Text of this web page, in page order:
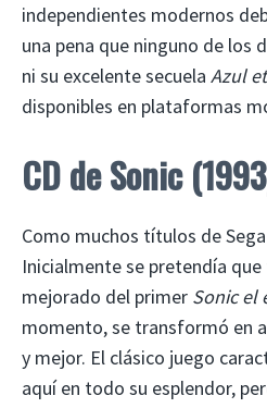
independientes modernos
una pena que ninguno de los
ni su excelente secuela Azul
disponibles en plataformas
CD de Sonic
Como muchos títulos de Sega
Inicialmente se pretendía
mejorado del primer Sonic el
momento, se transformó en
y mejor. El clásico juego
aquí en todo su esplendor,